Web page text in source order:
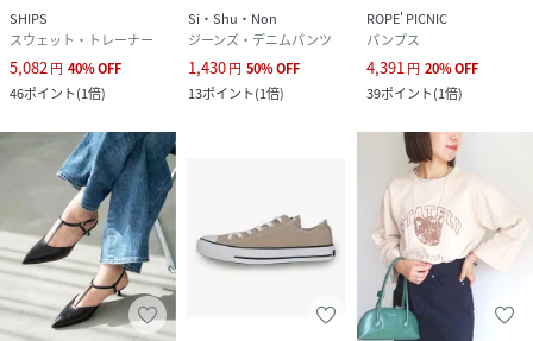
SHIPS
スウェット・トレーナー
5,082円 40%OFF
46ポイント(1倍)
Si・Shu・Non
ジーンズ・デニムパンツ
1,430円 50%OFF
13ポイント(1倍)
ROPE' PICNIC
パンプス
4,391円 20%OFF
39ポイント(1倍)